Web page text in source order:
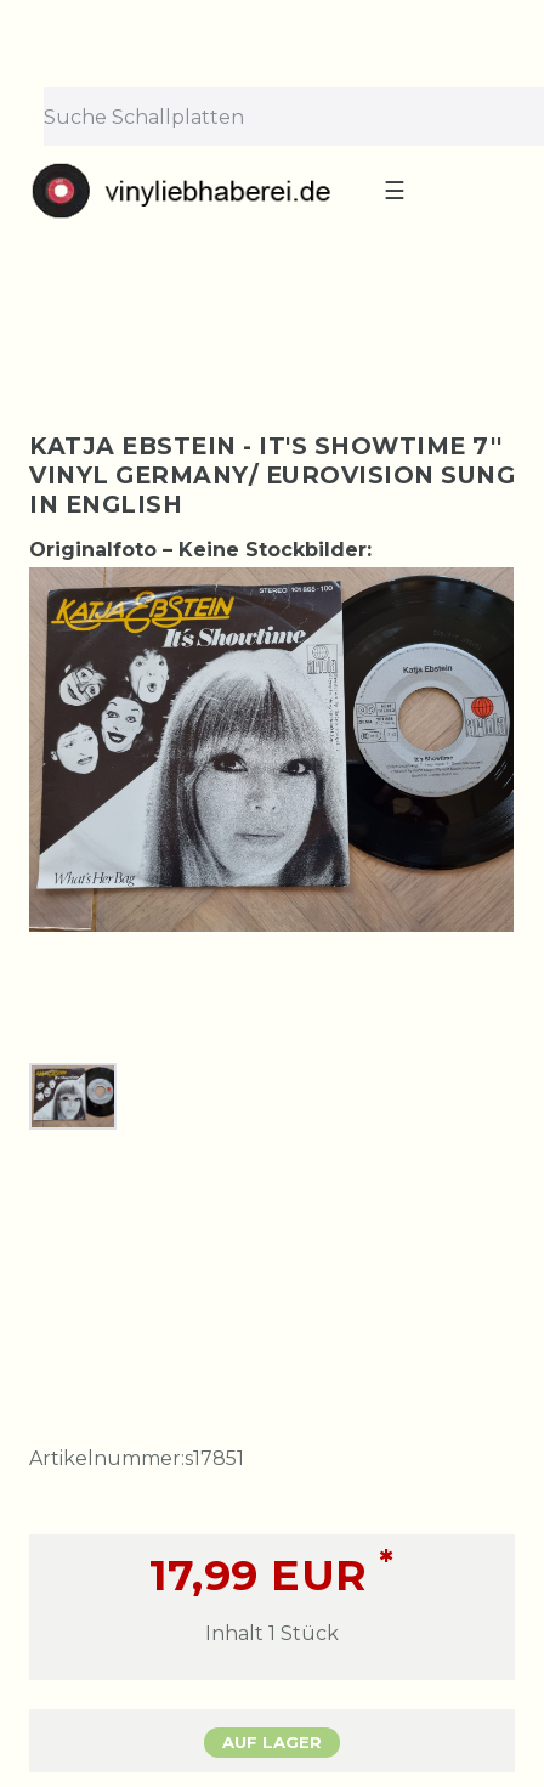
Bestellungen nehmen wir gerne entgegen —
der Versand startet wieder ab Montag, 31.
☰
KATJA EBSTEIN - IT'S SHOWTIME 7''
VINYL GERMANY/ EUROVISION SUNG
IN ENGLISH
Originalfoto – Keine Stockbilder:
Artikelnummer:s17851
17,99 EUR*
Inhalt 1 Stück
AUF LAGER